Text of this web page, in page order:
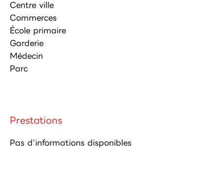
Centre ville
Commerces
École primaire
Garderie
Médecin
Parc
Prestations
Pas d'informations disponibles